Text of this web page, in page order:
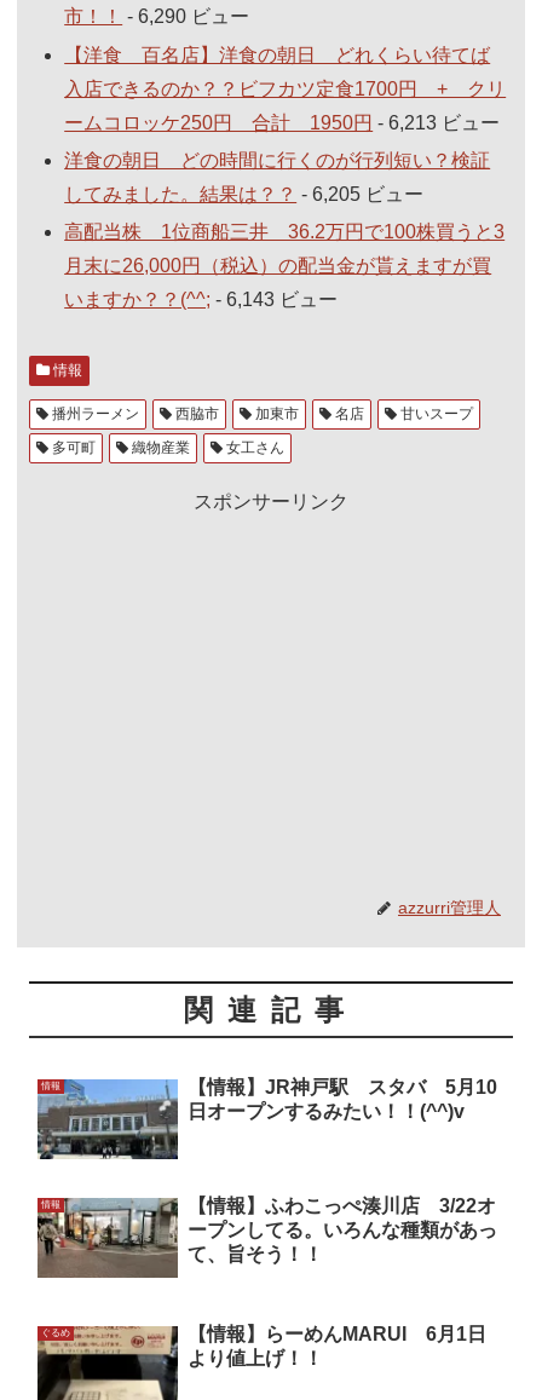
市！！
- 6,290 ビュー
【洋食 百名店】洋食の朝日 どれくらい待てば
入店できるのか？？ビフカツ定食1700円 + クリ
ームコロッケ250円 合計 1950円 - 6,213 ビュー
洋食の朝日 どの時間に行くのが行列短い？検証
してみました。結果は？？ - 6,205 ビュー
高配当株 1位商船三井 36.2万円で100株買うと3
月末に26,000円（税込）の配当金が貰えますが買
いますか？？(^^; - 6,143 ビュー
情報
播州ラーメン 西脇市 加東市 名店
甘いスープ
多可町
織物産業 女工さん
スポンサーリンク
azzurri管理人
関連記事
情報
【情報】JR神戸駅 スタバ 5月10
日オープンするみたい！！(^^)v
情報
【情報】ふわこっぺ湊川店 3/22オ
ープンしてる。いろんな種類があっ
て、旨そう！！
ぐるめ
【情報】らーめんMARUI 6月1日
より値上げ！！